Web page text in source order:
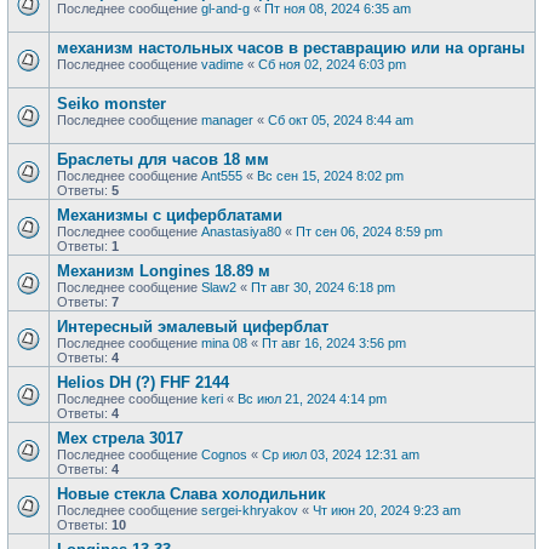
Последнее сообщение gl-and-g « Пт ноя 08, 2024 6:35 am
механизм настольных часов в реставрацию или на органы
Последнее сообщение vadime « Сб ноя 02, 2024 6:03 pm
Seiko monster
Последнее сообщение manager « Сб окт 05, 2024 8:44 am
Браслеты для часов 18 мм
Последнее сообщение Ant555 « Вс сен 15, 2024 8:02 pm
Ответы: 5
Механизмы с циферблатами
Последнее сообщение Anastasiya80 « Пт сен 06, 2024 8:59 pm
Ответы: 1
Механизм Longines 18.89 м
Последнее сообщение Slaw2 « Пт авг 30, 2024 6:18 pm
Ответы: 7
Интересный эмалевый циферблат
Последнее сообщение mina 08 « Пт авг 16, 2024 3:56 pm
Ответы: 4
Helios DH (?) FHF 2144
Последнее сообщение keri « Вс июл 21, 2024 4:14 pm
Ответы: 4
Мех стрела 3017
Последнее сообщение Cognos « Ср июл 03, 2024 12:31 am
Ответы: 4
Новые стекла Слава холодильник
Последнее сообщение sergei-khryakov « Чт июн 20, 2024 9:23 am
Ответы: 10